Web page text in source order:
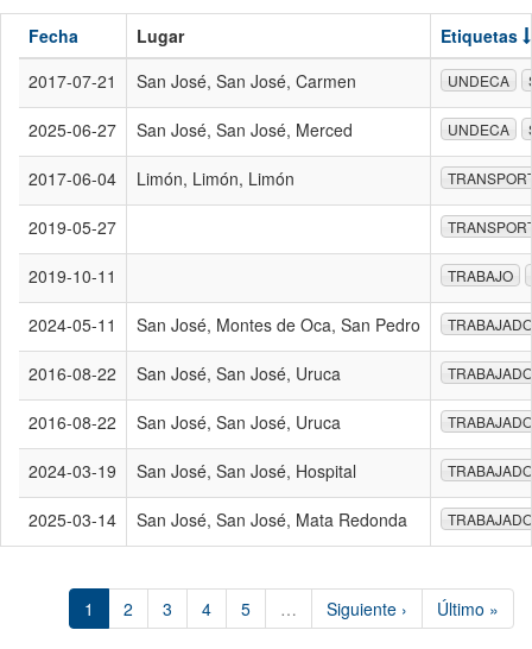
Fecha Lugar
Etiquetas
2017-07-21
San José, San José, Carmen UNDECA
2025-06-27 San José, San José, Merced UNDECA
2017-06-04 Limón, Limón, Limón
2019-05-27
2019-10-11 TRABAJO
2024-05-11 San José, Montes de Oca, San Pedro
2016-08-22 San José, San José, Uruca
2016-08-22 San José, San José, Uruca
2024-03-19 San José, San José, Hospital
2025-03-14 San José, San José, Mata Redonda
1 2 3 4 5 … Siguiente › Último »